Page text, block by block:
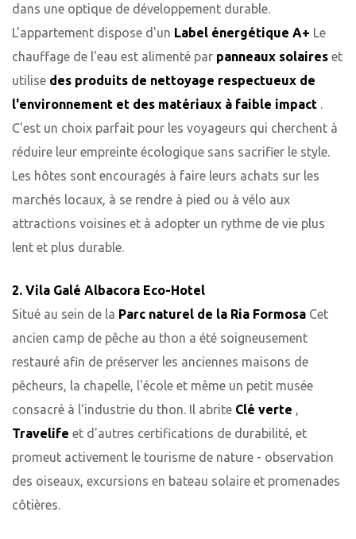
dans une optique de développement durable.
L'appartement dispose d'un Label énergétique A+ Le
chauffage de l'eau est alimenté par panneaux solaires et
utilise des produits de nettoyage respectueux de
l'environnement et des matériaux à faible impact .
C'est un choix parfait pour les voyageurs qui cherchent à
réduire leur empreinte écologique sans sacrifier le style.
Les hôtes sont encouragés à faire leurs achats sur les
marchés locaux, à se rendre à pied ou à vélo aux
attractions voisines et à adopter un rythme de vie plus
lent et plus durable.
2. Vila Galé Albacora Eco-Hotel
Situé au sein de la Parc naturel de la Ria Formosa Cet
ancien camp de pêche au thon a été soigneusement
restauré afin de préserver les anciennes maisons de
pêcheurs, la chapelle, l'école et même un petit musée
consacré à l'industrie du thon. Il abrite Clé verte ,
Travelife et d'autres certifications de durabilité, et
promeut activement le tourisme de nature - observation
des oiseaux, excursions en bateau solaire et promenades
côtières.